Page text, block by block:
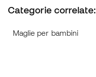
Categorie correlate:
Maglie per bambini